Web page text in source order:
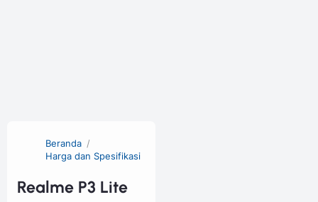
Beranda
Harga dan Spesifikasi
Realme P3 Lite